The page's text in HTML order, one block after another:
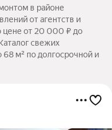
в районе
от агентств и
цене от 20 000 ₽ до
свежих
м² по долгосрочной и